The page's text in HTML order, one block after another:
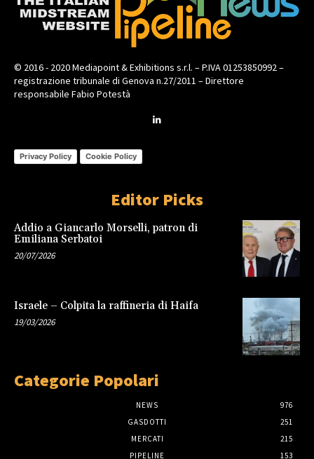
© 2016 - 2020 Mediapoint & Exhibitions s.r.l. – P.IVA 01253850992 –
registrazione tribunale di Genova n.27/2011 – Direttore
responsabile Fabio Potestà
Privacy Policy Cookie Policy
Editor Picks
Addio a Giancarlo Morselli, patron di
Emiliana Serbatoi
20/07/2026
Israele – Colpita la raffineria di Haifa
19/03/2026
Categorie Popolari
NEWS
976
GASDOTTI
251
MERCATI
215
PIPELINE
153